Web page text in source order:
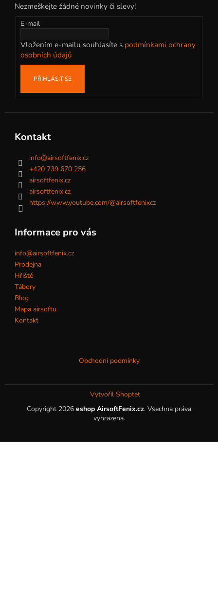
Nezmeškejte žádné novinky či slevy!
E-mail
Vložením e-mailu souhlasíte s podmínkami ochrany
osobních údajů
PŘIHLÁSIT SE
Kontakt
info@airsoftfenix.cz
+420 739 670 256
airsoftfenix.cz
airsoftfenix.cz
https://www.youtube.com/@airsoftfenixcz
Informace pro vás
info@airsoftfenix.cz
Prodejna
Hřiště
Tábory
Blog
Mapa airsoftu
Kontakt
Obchodní podmínky
Vytvořil Shoptet
Copyright 2026 eshop AirsoftFenix.cz. Všechna práva
vyhrazena.